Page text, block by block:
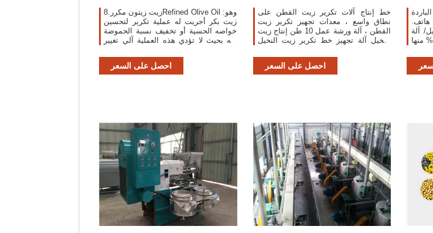
البديل
8.زيت زيتون مكررRefined Olive Oil :وهو
زيت بكر أجريت له عملية تكرير لتحسين
خواصه الحسية أو تخفيف نسبة الحموضة
فيه بحيث لا تؤدي هذه العملية آلي تغيير
خالي من
احصل على السعر
خط إنتاج آلات تكرير زيت القطن على
نطاق واسع ، معدات تجهيز تكرير زيت
القطن ، آلة ورشة عمل 10 طن إنتاج زيت
النخيل آلة تجهيز خط تكرير زيت النخيل
بنخالة
احصل على السعر
هاتف.
آلة
النخيل تكرير النفط/ آلات حوالي 91% منها
آلات